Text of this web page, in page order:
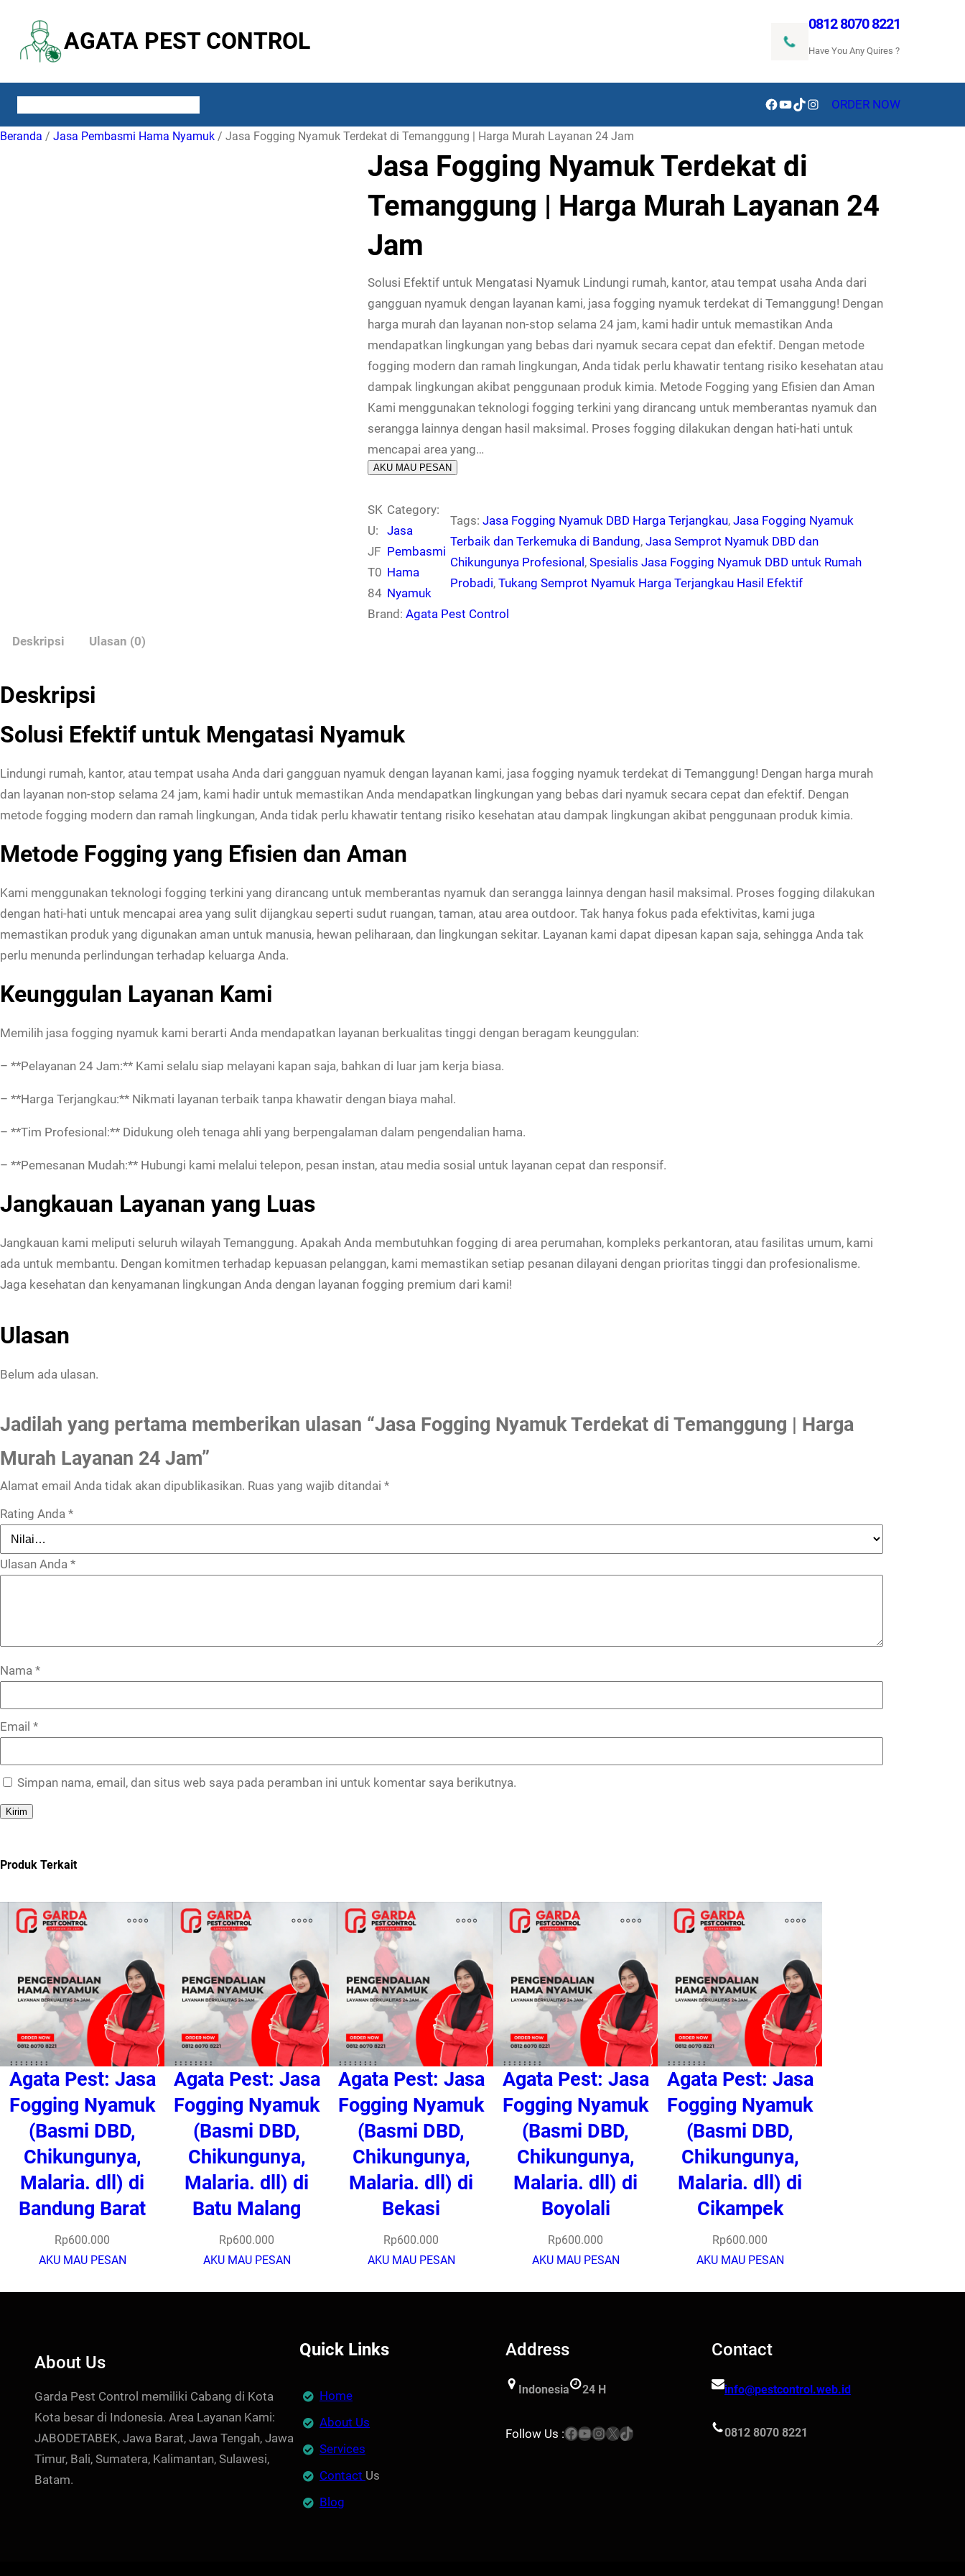
konten
AGATA PEST CONTROL
0812 8070 8221
Have You Any Quires ?
Facebook
YouTube
TikTokInstagramORDER NOW
Beranda / Jasa Pembasmi Hama Nyamuk / Jasa Fogging Nyamuk Terdekat di Temanggung | Harga Murah Layanan 24 Jam
Jasa Fogging Nyamuk Terdekat di
Temanggung | Harga Murah Layanan 24
Jam
Solusi Efektif untuk Mengatasi Nyamuk Lindungi rumah, kantor, atau tempat usaha Anda dari
gangguan nyamuk dengan layanan kami, jasa fogging nyamuk terdekat di Temanggung! Dengan
harga murah dan layanan non-stop selama 24 jam, kami hadir untuk memastikan Anda
mendapatkan lingkungan yang bebas dari nyamuk secara cepat dan efektif. Dengan metode
fogging modern dan ramah lingkungan, Anda tidak perlu khawatir tentang risiko kesehatan atau
dampak lingkungan akibat penggunaan produk kimia. Metode Fogging yang Efisien dan Aman
Kami menggunakan teknologi fogging terkini yang dirancang untuk memberantas nyamuk dan
serangga lainnya dengan hasil maksimal. Proses fogging dilakukan dengan hati-hati untuk
mencapai area yang…
AKU MAU PESAN
SK
U:
JF
T0
84
Category:
Jasa
Pembasmi
Hama
Nyamuk
Tags:Jasa Fogging Nyamuk DBD Harga Terjangkau, Jasa Fogging Nyamuk
Terbaik dan Terkemuka di Bandung, Jasa Semprot Nyamuk DBD dan
Chikungunya Profesional, Spesialis Jasa Fogging Nyamuk DBD untuk Rumah
Probadi, Tukang Semprot Nyamuk Harga Terjangkau Hasil Efektif
Brand: Agata Pest Control
Deskripsi
Ulasan (0)
Deskripsi
Solusi Efektif untuk Mengatasi Nyamuk
Lindungi rumah, kantor, atau tempat usaha Anda dari gangguan nyamuk dengan layanan kami, jasa fogging nyamuk terdekat di Temanggung! Dengan harga murah
dan layanan non-stop selama 24 jam, kami hadir untuk memastikan Anda mendapatkan lingkungan yang bebas dari nyamuk secara cepat dan efektif. Dengan
metode fogging modern dan ramah lingkungan, Anda tidak perlu khawatir tentang risiko kesehatan atau dampak lingkungan akibat penggunaan produk kimia.
Metode Fogging yang Efisien dan Aman
Kami menggunakan teknologi fogging terkini yang dirancang untuk memberantas nyamuk dan serangga lainnya dengan hasil maksimal. Proses fogging dilakukan
dengan hati-hati untuk mencapai area yang sulit dijangkau seperti sudut ruangan, taman, atau area outdoor. Tak hanya fokus pada efektivitas, kami juga
memastikan produk yang digunakan aman untuk manusia, hewan peliharaan, dan lingkungan sekitar. Layanan kami dapat dipesan kapan saja, sehingga Anda tak
perlu menunda perlindungan terhadap keluarga Anda.
Keunggulan Layanan Kami
Memilih jasa fogging nyamuk kami berarti Anda mendapatkan layanan berkualitas tinggi dengan beragam keunggulan:
– **Pelayanan 24 Jam:** Kami selalu siap melayani kapan saja, bahkan di luar jam kerja biasa.
– **Harga Terjangkau:** Nikmati layanan terbaik tanpa khawatir dengan biaya mahal.
– **Tim Profesional:** Didukung oleh tenaga ahli yang berpengalaman dalam pengendalian hama.
– **Pemesanan Mudah:** Hubungi kami melalui telepon, pesan instan, atau media sosial untuk layanan cepat dan responsif.
Jangkauan Layanan yang Luas
Jangkauan kami meliputi seluruh wilayah Temanggung. Apakah Anda membutuhkan fogging di area perumahan, kompleks perkantoran, atau fasilitas umum, kami
ada untuk membantu. Dengan komitmen terhadap kepuasan pelanggan, kami memastikan setiap pesanan dilayani dengan prioritas tinggi dan profesionalisme.
Jaga kesehatan dan kenyamanan lingkungan Anda dengan layanan fogging premium dari kami!
Ulasan
Belum ada ulasan.
Jadilah yang pertama memberikan ulasan “Jasa Fogging Nyamuk Terdekat di Temanggung | Harga
Murah Layanan 24 Jam”
Alamat email Anda tidak akan dipublikasikan. Ruas yang wajib ditandai *
Rating Anda *
Ulasan Anda *
Nama *
Email *
Simpan nama, email, dan situs web saya pada peramban ini untuk komentar saya berikutnya.
Produk Terkait
Agata Pest: Jasa
Fogging Nyamuk
(Basmi DBD,
Chikungunya,
Malaria. dll) di
Bandung Barat
Rp600.000
AKU MAU PESAN
Agata Pest: Jasa
Fogging Nyamuk
(Basmi DBD,
Chikungunya,
Malaria. dll) di
Batu Malang
Rp600.000
AKU MAU PESAN
Agata Pest: Jasa
Fogging Nyamuk
(Basmi DBD,
Chikungunya,
Malaria. dll) di
Bekasi
Rp600.000
AKU MAU PESAN
Agata Pest: Jasa
Fogging Nyamuk
(Basmi DBD,
Chikungunya,
Malaria. dll) di
Boyolali
Rp600.000
AKU MAU PESAN
Agata Pest: Jasa
Fogging Nyamuk
(Basmi DBD,
Chikungunya,
Malaria. dll) di
Cikampek
Rp600.000
AKU MAU PESAN
About Us
Garda Pest Control memiliki Cabang di Kota
Kota besar di Indonesia. Area Layanan Kami:
JABODETABEK, Jawa Barat, Jawa Tengah, Jawa
Timur, Bali, Sumatera, Kalimantan, Sulawesi,
Batam.
Quick Links
Home
About Us
Services
Contact Us
Blog
Address
Indonesia 24 H
Follow Us :Facebook YouTube Instagram X TikTok
Contact
info@pestcontrol.web.id
0812 8070 8221